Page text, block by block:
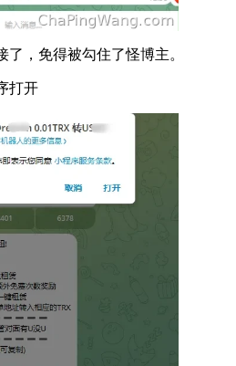
，免得被勾住了怪博主。
打开